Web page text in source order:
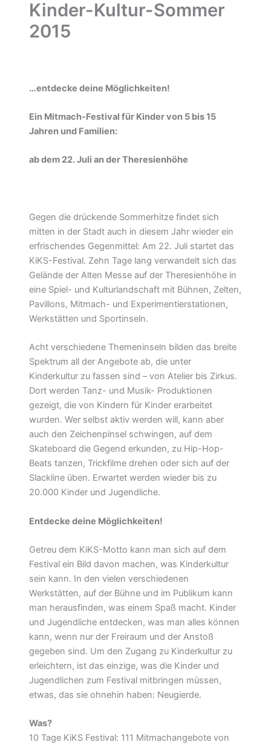
Kinder-Kultur-Sommer
2015
…entdecke deine Möglichkeiten!
Ein Mitmach-Festival für Kinder von 5 bis 15
Jahren und Familien:
ab dem 22. Juli an der Theresienhöhe
Gegen die drückende Sommerhitze findet sich
mitten in der Stadt auch in diesem Jahr wieder ein
erfrischendes Gegenmittel: Am 22. Juli startet das
KiKS-Festival. Zehn Tage lang verwandelt sich das
Gelände der Alten Messe auf der Theresienhöhe in
eine Spiel- und Kulturlandschaft mit Bühnen, Zelten,
Pavillons, Mitmach- und Experimentierstationen,
Werkstätten und Sportinseln.
Acht verschiedene Themeninseln bilden das breite
Spektrum all der Angebote ab, die unter
Kinderkultur zu fassen sind – von Atelier bis Zirkus.
Dort werden Tanz- und Musik- Produktionen
gezeigt, die von Kindern für Kinder erarbeitet
wurden. Wer selbst aktiv werden will, kann aber
auch den Zeichenpinsel schwingen, auf dem
Skateboard die Gegend erkunden, zu Hip-Hop-
Beats tanzen, Trickfilme drehen oder sich auf der
Slackline üben. Erwartet werden wieder bis zu
20.000 Kinder und Jugendliche.
Entdecke deine Möglichkeiten!
Getreu dem KiKS-Motto kann man sich auf dem
Festival ein Bild davon machen, was Kinderkultur
sein kann. In den vielen verschiedenen
Werkstätten, auf der Bühne und im Publikum kann
man herausfinden, was einem Spaß macht. Kinder
und Jugendliche entdecken, was man alles können
kann, wenn nur der Freiraum und der Anstoß
gegeben sind. Um den Zugang zu Kinderkultur zu
erleichtern, ist das einzige, was die Kinder und
Jugendlichen zum Festival mitbringen müssen,
etwas, das sie ohnehin haben: Neugierde.
Was?
10 Tage KiKS Festival: 111 Mitmachangebote von